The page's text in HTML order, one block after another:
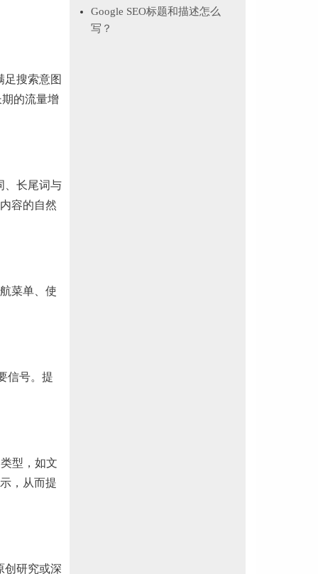
足搜索意图
的流量增
、长尾词与
容的自然
菜单、使
信号。提
型，如文
，从而提
创研究或深
Google SEO标题和描述怎么
写？